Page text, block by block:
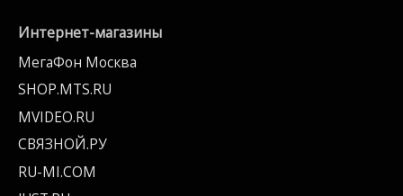
Интернет-магазины
МегаФон Москва
SHOP.MTS.RU
MVIDEO.RU
СВЯЗНОЙ.РУ
RU-MI.COM